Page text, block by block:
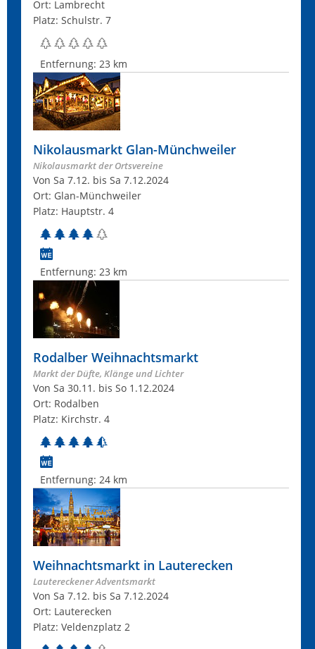
Ort: Lambrecht
Platz: Schulstr. 7
Entfernung: 23 km
Nikolausmarkt Glan-Münchweiler
Nikolausmarkt der Ortsvereine
Von Sa 7.12. bis Sa 7.12.2024
Ort: Glan-Münchweiler
Platz: Hauptstr. 4
Entfernung: 23 km
Rodalber Weihnachtsmarkt
Markt der Düfte, Klänge und Lichter
Von Sa 30.11. bis So 1.12.2024
Ort: Rodalben
Platz: Kirchstr. 4
Entfernung: 24 km
Weihnachtsmarkt in Lauterecken
Lautereckener Adventsmarkt
Von Sa 7.12. bis Sa 7.12.2024
Ort: Lauterecken
Platz: Veldenzplatz 2